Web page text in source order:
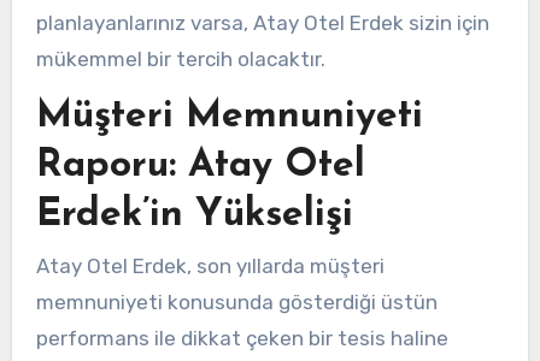
planlayanlarınız varsa, Atay Otel Erdek sizin için
mükemmel bir tercih olacaktır.
Müşteri Memnuniyeti
Raporu: Atay Otel
Erdek’in Yükselişi
Atay Otel Erdek, son yıllarda müşteri
memnuniyeti konusunda gösterdiği üstün
performans ile dikkat çeken bir tesis haline